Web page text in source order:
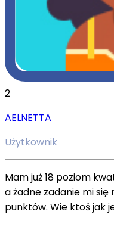
2
AELNETTA
Użytkownik
Mam już 18 poziom
a żadne zadanie mi się
punktów. Wie ktoś jak